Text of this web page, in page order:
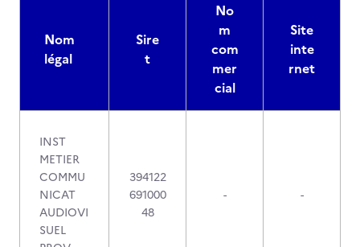
Nom
légal
Sire
t
No
m
com
mer
cial
Site
inte
rnet
INST
METIER
COMMU
NICAT
AUDIOVI
SUEL
394122
691000
48
- -